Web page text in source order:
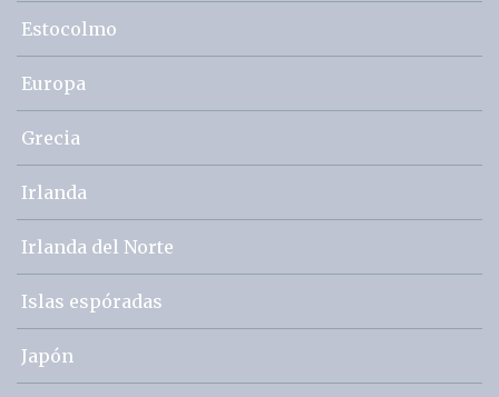
Estocolmo
Europa
Grecia
Irlanda
Irlanda del Norte
Islas espóradas
Japón